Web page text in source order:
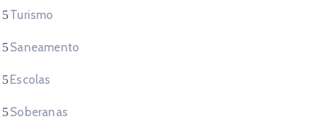
Turismo
Saneamento
Escolas
Soberanas